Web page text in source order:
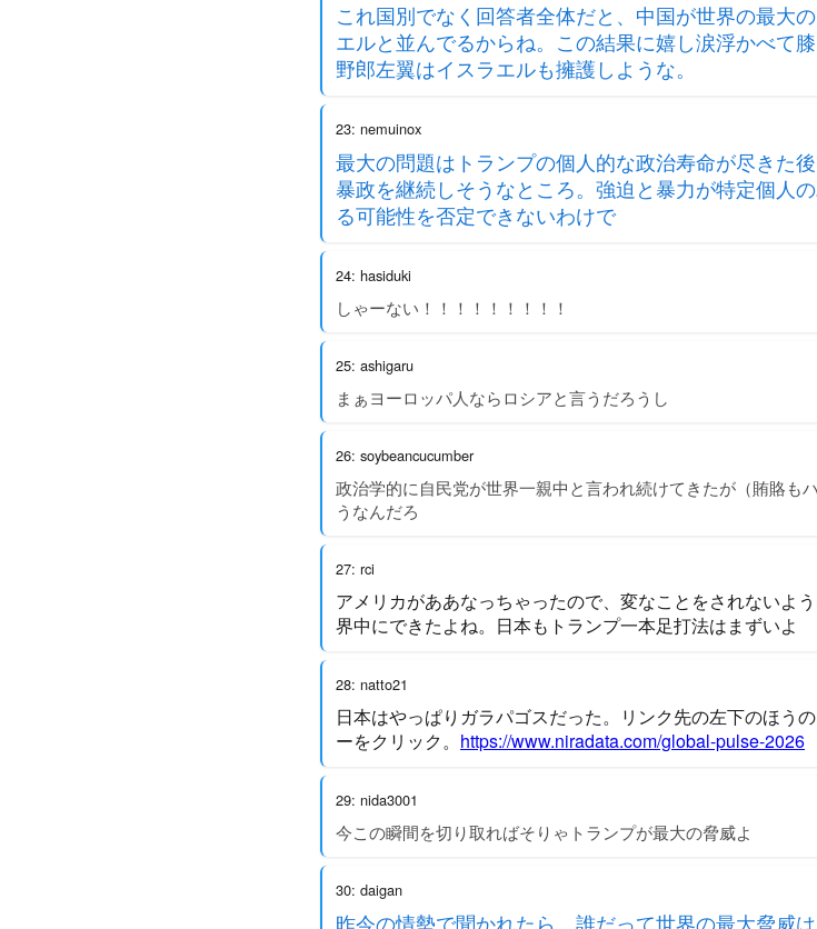
これ国別でなく回答者全体だと、中国が世界の最大
エルと並んでるからね。この結果に嬉し涙浮かべて
野郎左翼はイスラエルも擁護しような。
23: nemuinox
最大の問題はトランプの個人的な政治寿命が尽きた
暴政を継続しそうなところ。強迫と暴力が特定個人
る可能性を否定できないわけで
24: hasiduki
しゃーない！！！！！！！！！
25: ashigaru
まぁヨーロッパ人ならロシアと言うだろうし
26: soybeancucumber
政治学的に自民党が世界一親中と言われ続けてきたが（賄賂も
うなんだろ
27: rci
アメリカがああなっちゃったので、変なことをされないよ
界中にできたよね。日本もトランプ一本足打法はまずいよ
28: natto21
日本はやっぱりガラパゴスだった。リンク先の左下のほう
ーをクリック。 https://www.niradata.com/global-pulse-2026
29: nida3001
今この瞬間を切り取ればそりゃトランプが最大の脅威よ
30: daigan
昨今の情勢で聞かれたら、誰だって世界の最大脅威